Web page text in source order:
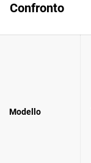
Confronto
Modello